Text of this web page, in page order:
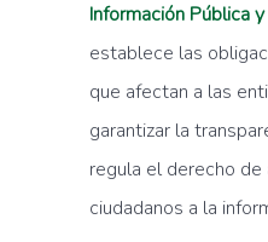
Información Pública
establece las
que afectan a las
garantizar la
regula el derecho
ciudadanos a la